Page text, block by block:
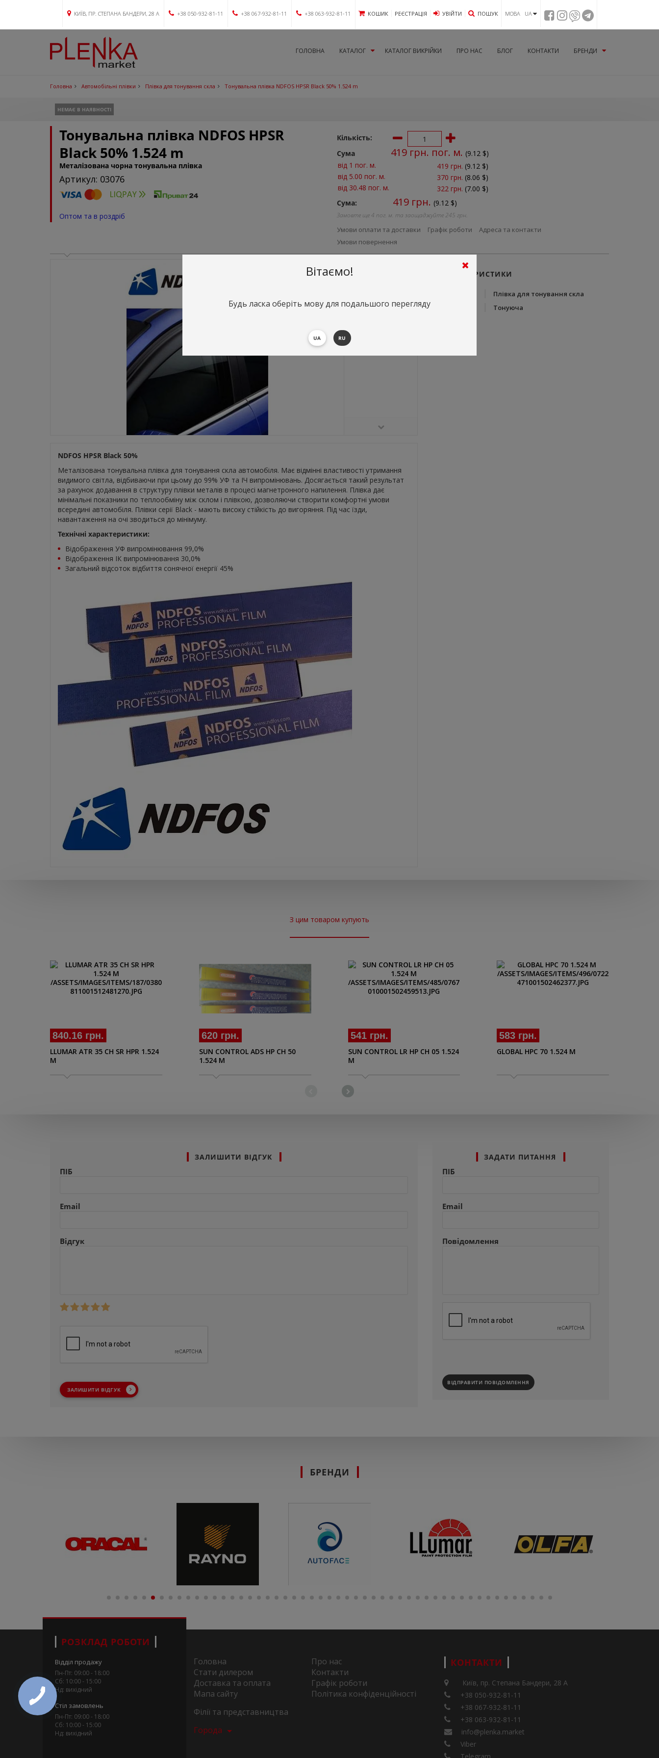
КИЇВ, ПР. СТЕПАНА БАНДЕРИ, 28 А +38 050-932-81-11 +38 067-932-81-11 +38 063-932-81-11 КОШИК РЕЄСТРАЦІЯ УВIЙТИ ПОШУК МОВА UA
ГОЛОВНА КАТАЛОГ КАТАЛОГ ВИКРІЙКИ ПРО НАС БЛОГ КОНТАКТИ БРЕНДИ
Головна Автомобільні плівки Плівка для тонування скла Тонувальна плівка NDFOS HPSR Black 50% 1.524 m
НЕМАЄ В НАЯВНОСТІ
Тонувальна плівка NDFOS HPSR
Black 50% 1.524 m
Металізована чорна тонувальна плівка
Артикул: 03076
Оптом та в роздріб
Кількість:
Сума
419 грн. пог. м. (9.12 $)
від 1 пог. м.
419 грн. (9.12 $)
від 5.00 пог. м.
370 грн. (8.06 $)
від 30.48 пог. м.
322 грн. (7.00 $)
Сума:
419 грн. (9.12 $)
Замовте ще 4 пог. м. та заощаджуйте245 грн.
Умови оплати та доставки Графік роботи
Адреса та контакти
Умови повернення
NDFOS HPSR Black 50%
Металізована тонувальна плівка для тонування скла автомобіля. Має відмінні властивості утримання
видимого світла, відбиваючи при цьому до 99% УФ та ІЧ випромінювань. Досягається такий результат
за рахунок додавання в структуру плівки металів в процесі магнетронного напилення. Плівка дає
мінімальні показники по теплообміну між склом і плівкою, дозволяючи створити комфортні умови
всередині автомобіля. Плівки серії Black - мають високу стійкість до вигоряння. Під час їзди,
навантаження на очі зводиться до мінімуму.
Технічні характеристики:
Відображення УФ випромінювання 99,0%
Відображення ІК випромінювання 30,0%
Загальний відсоток відбиття сонячної енергії 45%
ХАРАКТЕРИСТИКИ
Плівка для тонування скла
Тонуюча
З цим товаром купують
840.16 грн.
LLUMAR ATR 35 CH SR HPR 1.524
M
620 грн.
SUN CONTROL ADS HP CH 50
1.524 M
541 грн.
SUN CONTROL LR HP CH 05 1.524
M
583 грн.
GLOBAL HPC 70 1.524 M
ЗАЛИШИТИ ВІДГУК
ПІБ
Email
Відгук
ЗАЛИШИТИ ВІДГУК
ЗАДАТИ ПИТАННЯ
ПІБ
Email
Повідомлення
ВІДПРАВИТИ ПОВІДОМЛЕННЯ
БРЕНДИ
РОЗКЛАД РОБОТИ
Відділ продажу
Пн-Пт: 09:00 - 18:00
Сб: 10:00 - 15:00
Нд: вихідний
Стіл замовлень
Пн-Пт: 09:00 - 18:00
Сб: 10:00 - 15:00
Нд: вихідний
Головна
Про нас
Стати дилером
Контакти
Доставка та оплата
Графік роботи
Мапа сайту
Політика конфіденційності
Філії та представництва
Города
КОНТАКТИ
Київ, пр. Степана Бандери, 28 А
+38 050-932-81-11
+38 067-932-81-11
+38 063-932-81-11
info@plenka.market
Viber
Вітаємо!
Будь ласка оберіть мову для подальшого перегляду
UA RU